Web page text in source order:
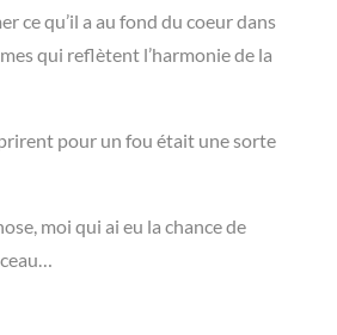
ce qu’il a au fond du coeur dans
qui reflètent l’harmonie de la
pour un fou était une sorte
moi qui ai eu la chance de